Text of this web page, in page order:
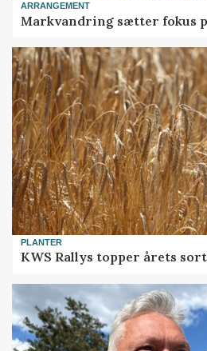
ARRANGEMENT
Markvandring sætter fokus
PLANTER
KWS Rallys topper årets